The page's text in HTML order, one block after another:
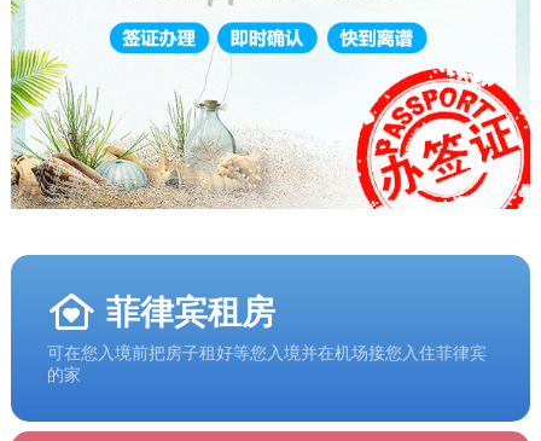
菲律宾租房
可在您入境前把房子租好等您入境并在机场接您入住菲律宾
的家